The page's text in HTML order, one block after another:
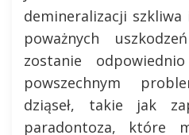
demineralizacji
poważnych
zostanie
powszechnym
dziąseł, takie jak
paradontoza, które